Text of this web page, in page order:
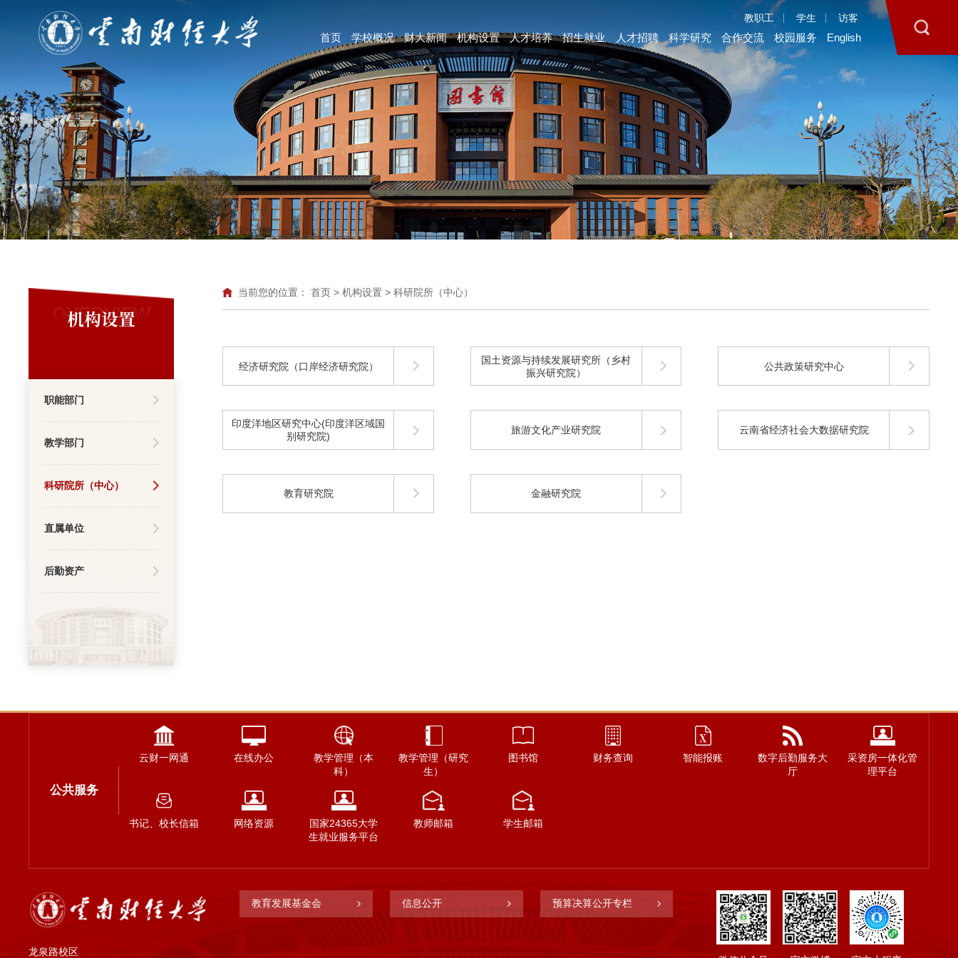
教职工 学生 访客
首页 学校概况 财大新闻 机构设置 人才培养 招生就业 人才招聘 科学研究 合作交流 校园服务 English
OVERVIEW
机构设置
职能部门
教学部门
科研院所（中心）
直属单位
后勤资产
当前您的位置： 首页 > 机构设置 > 科研院所（中心）
经济研究院（口岸经济研究院）
国土资源与持续发展研究所（乡村
振兴研究院）
公共政策研究中心
印度洋地区研究中心(印度洋区域国
别研究院)
旅游文化产业研究院 云南省经济社会大数据研究院
教育研究院 金融研究院
公共服务
云财一网通 在线办公
教学管理（本
科）
教学管理（研究
生）
图书馆 财务查询 智能报账
数字后勤服务大
厅
采资房一体化管
理平台
书记、校长信箱 网络资源
国家24365大学
生就业服务平台
教师邮箱 学生邮箱
龙泉路校区
教育发展基金会 信息公开 预算决算公开专栏